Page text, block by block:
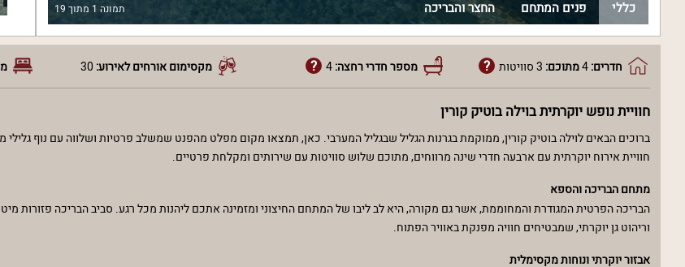
תמונה 1 מתוך 19 כללי פנים המתחם החצר והבריכה
חדרים: מתוכם: מספר חדרי רחצה:4 מקסימום אורחים לאירוע: 30
חוויית נופש יוקרתית בוילה בוטיק קורין
ברוכים הבאים לוילה בוטיק קורין, ממוקמת בגרנות הגליל שבגליל המערבי. כאן, תמצאו מקום מפלט מהפנט שמשלב פרטיות ושלווה עם נוף גלילי
חוויית אירוח יוקרתית עם ארבעה חדרי שינה מרווחים, מתוכם שלוש סוויטות עם שירותים ומקלחת פרטיים.
מתחם הבריכה והספא
הבריכה הפרטית המגודרת והמחוממת, אשר גם מקורה, היא לב ליבו של המתחם החיצוני ומזמינה אתכם ליהנות מכל רגע. סביב הבריכה פזורות
וריהוט גן יוקרתי, שמבטיחים חוויה מפנקת באוויר הפתוח.
אבזור יוקרתי ונוחות מקסימלית